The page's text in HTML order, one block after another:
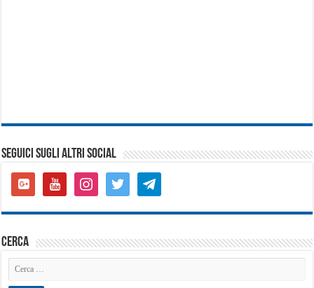
SEGUICI SUGLI ALTRI SOCIAL
google-
plus-
youtubeinstagramtwitter telegram
cerca